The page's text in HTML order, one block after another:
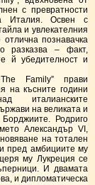
с превратности
Италия. Освен с
и увлекателния
познавачка
разказва – факт,
й убедителност и
Family” прави
на късните години
италианските
на великата и
Родриго
Александър VI,
на тотален
пред амбициите му
му Лукреция се
И двамата
и дипломатическа